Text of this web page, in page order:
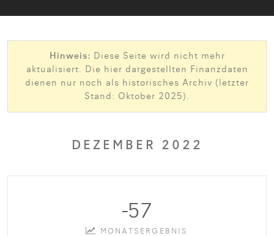
Hinweis: Diese Seite wird nicht mehr
aktualisiert. Die hier dargestellten Finanzdaten
dienen nur noch als historisches Archiv (letzter
Stand: Oktober 2025).
DEZEMBER 2022
-57
MONATSERGEBNIS